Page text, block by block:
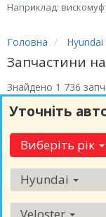
Наприклад:
Головна Hyundai
Запчастини на
Знайдено 1 736
Уточніть
Виберіть рік
Hyundai